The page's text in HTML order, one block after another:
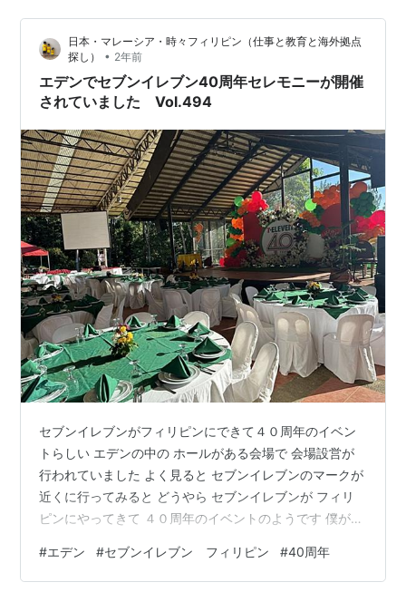
か、記憶の外である。あとで調べるとサウナとカプセル
ホテルがあったようだ。 奥に閉店した純喫茶ニッポンが
見える。 街はしらないうちに変貌している。目的の庶民
的な源八寿し(道路側)一階は満席、…
日本・マレーシア・時々フィリピン（仕事と教育と海外拠点
探し）
• 2年前
エデンでセブンイレブン40周年セレモニーが開催
されていました Vol.494
セブンイレブンがフィリピンにできて４０周年のイベン
トらしい エデンの中の ホールがある会場で 会場設営が
行われていました よく見ると セブンイレブンのマークが
近くに行ってみると どうやら セブンイレブンが フィリ
ピンにやってきて ４０周年のイベントのようです 僕が５
んですね 歴史を感じます 時間差で大勢の人がやってきて
ました あとで 寄ってみると いつの間にか 関係者がゾロ
#エデン #セブンイレブン フィリピン #40周年